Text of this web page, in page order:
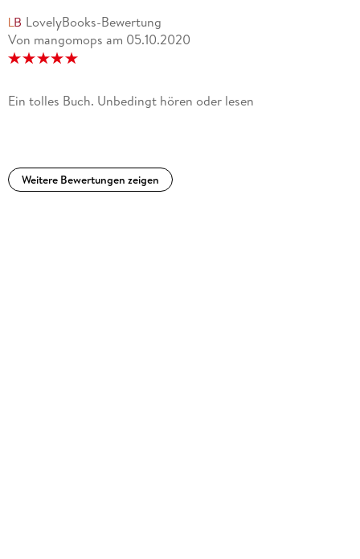
LovelyBooks-Bewertung
Von mangomops am 05.10.2020
Ein tolles Buch. Unbedingt hören oder lesen
Weitere Bewertungen zeigen